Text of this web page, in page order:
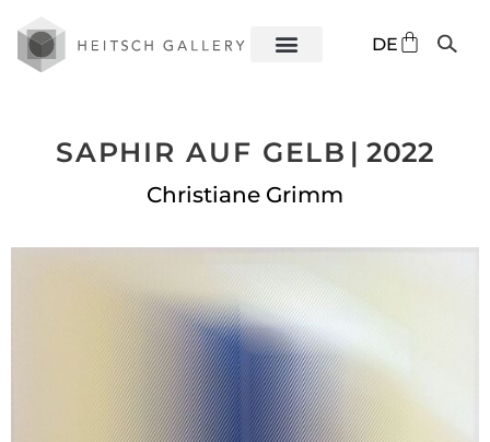
DE
ES
SAPHIR AUF GELB | 2022
Christiane Grimm